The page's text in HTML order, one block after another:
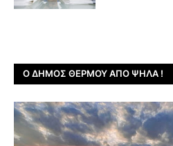
Ο ΔΉΜΟΣ ΘΈΡΜΟΥ ΑΠΌ ΨΗΛΆ !